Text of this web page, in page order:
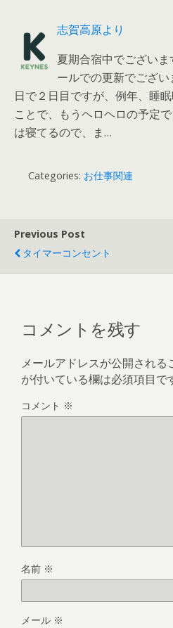
志賀高原より
夏期合宿中でござい
ールでの更新でござ
日で２日目ですが、例年、睡
ことで、もうヘロヘロの予定
は寝てるので、ま…
Categories: お仕事関連
Previous Post
タイマーコンセント
コメントを残す
メールアドレスが公開される
が付いている欄は必須項目で
コメント ※
名前 ※
メール ※